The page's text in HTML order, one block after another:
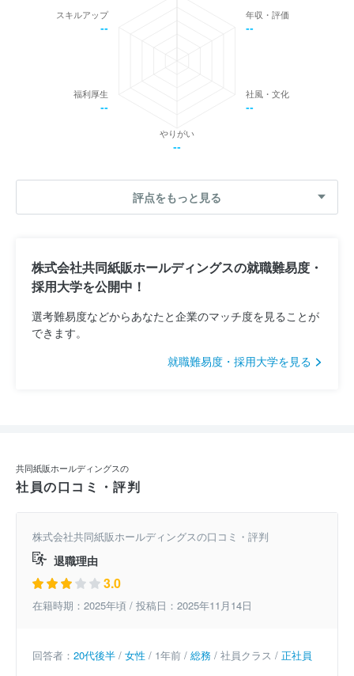
年収・評価
--
社風・文化
--
やりがい
--
福利厚生
--
スキルアップ
--
評点をもっと見る
株式会社共同紙販ホールディングスの就職難易度・
採用大学を公開中！
選考難易度などからあなたと企業のマッチ度を見ることが
できます。
就職難易度・採用大学を見る
共同紙販ホールディングスの
社員の口コミ・評判
株式会社共同紙販ホールディングスの口コミ・評判
退職理由
3.0
在籍時期：2025年頃 / 投稿日：2025年11月14日
回答者： 20代後半 / 女性 / 1年前 / 総務 / 社員クラス / 正社員